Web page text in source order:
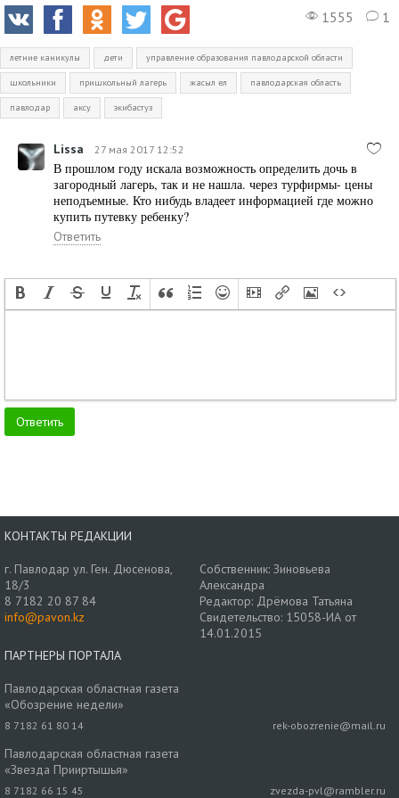
1555
1
летние каникулы дети управление образования павлодарской области
школьники пришкольный лагерь жасыл ел павлодарская область
павлодар аксу экибастуз
Lissa 27 мая 2017 12:52
В прошлом году искала возможность определить дочь в
загородный лагерь, так и не нашла. через турфирмы- цены
неподъемные. Кто нибудь владеет информацией где можно
купить путевку ребенку?
Ответить
КОНТАКТЫ РЕДАКЦИИ
г. Павлодар ул. Ген. Дюсенова,
18/3
8 7182 20 87 84
info@pavon.kz
Собственник: Зиновьева
Александра
Редактор: Дрёмова Татьяна
Свидетельство: 15058-ИА от
14.01.2015
ПАРТНЕРЫ ПОРТАЛА
Павлодарская областная газета
«Обозрение недели»
8 7182 61 80 14 rek-obozrenie@mail.ru
Павлодарская областная газета
«Звезда Прииртышья»
8 7182 66 15 45 zvezda-pvl@rambler.ru